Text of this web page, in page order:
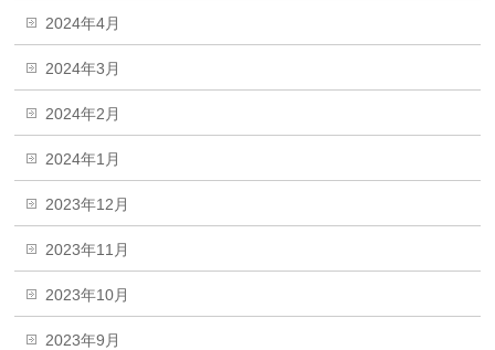
2024年4月
2024年3月
2024年2月
2024年1月
2023年12月
2023年11月
2023年10月
2023年9月